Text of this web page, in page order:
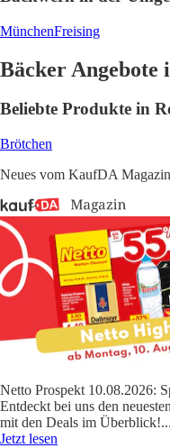
MünchenFreising
Bäcker Angebote
Beliebte Produkte in
Brötchen
Neues vom KaufDA Magazin
Netto Prospekt 10.08.2026:
Entdeckt bei uns den
mit den Deals im Überblick!...
Jetzt lesen